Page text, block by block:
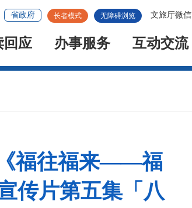
文旅厅微信
无障碍浏览
长者模式
省政府
回应 办事服务 互动交流
《福往福来——福
传片第五集「八